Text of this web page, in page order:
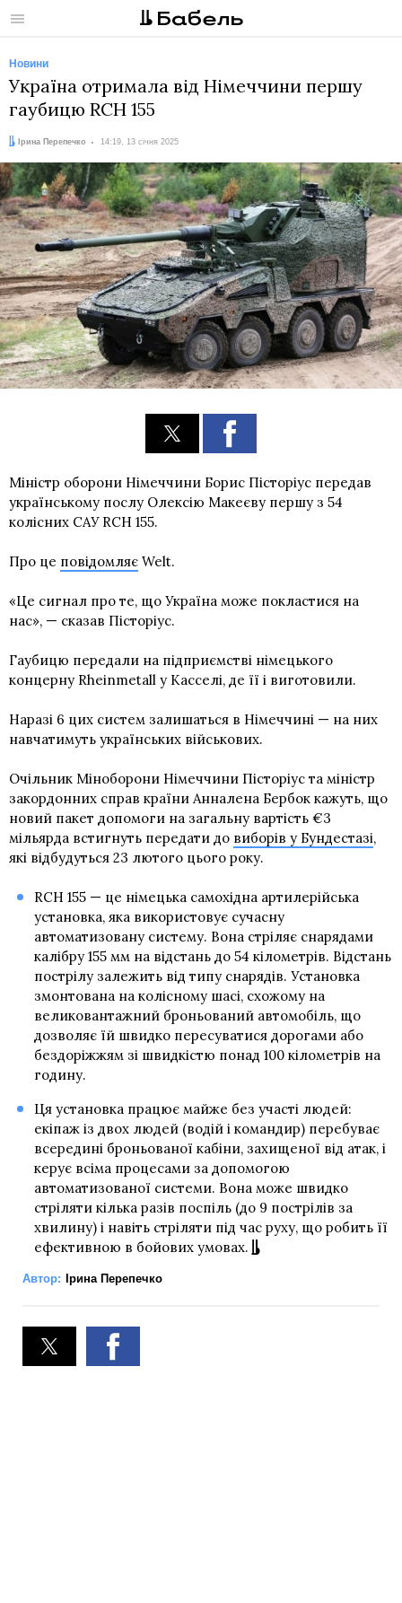
Меню
Новини
Україна отримала від Німеччини першу
гаубицю RCH 155
Автор:
Ірина Перепечко
Дата: 14:19, 13 січня 2025
Міністр оборони Німеччини Борис Пісторіус передав
українському послу Олексію Макеєву першу з 54
колісних САУ RCH 155.
Про це повідомляє Welt.
«Це сигнал про те, що Україна може покластися на
нас», — сказав Пісторіус.
Гаубицю передали на підприємстві німецького
концерну Rheinmetall у Касселі, де її і виготовили.
Наразі 6 цих систем залишаться в Німеччині — на них
навчатимуть українських військових.
Очільник Міноборони Німеччини Пісторіус та міністр
закордонних справ країни Анналена Бербок кажуть, що
новий пакет допомоги на загальну вартість €3
мільярда встигнуть передати до виборів у Бундестазі,
які відбудуться 23 лютого цього року.
RCH 155 — це німецька самохідна артилерійська
установка, яка використовує сучасну
автоматизовану систему. Вона стріляє снарядами
калібру 155 мм на відстань до 54 кілометрів. Відстань
пострілу залежить від типу снарядів. Установка
змонтована на колісному шасі, схожому на
великовантажний броньований автомобіль, що
дозволяє їй швидко пересуватися дорогами або
бездоріжжям зі швидкістю понад 100 кілометрів на
годину.
Ця установка працює майже без участі людей:
екіпаж із двох людей (водій і командир) перебуває
всередині броньованої кабіни, захищеної від атак, і
керує всіма процесами за допомогою
автоматизованої системи. Вона може швидко
стріляти кілька разів поспіль (до 9 пострілів за
хвилину) і навіть стріляти під час руху, що робить її
ефективною в бойових умовах.
Автор: Ірина Перепечко